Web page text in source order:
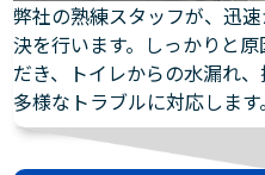
弊社の熟練スタッフが、迅
決を行います。しっかりと
だき、トイレからの水漏れ
多様なトラブルに対応します。